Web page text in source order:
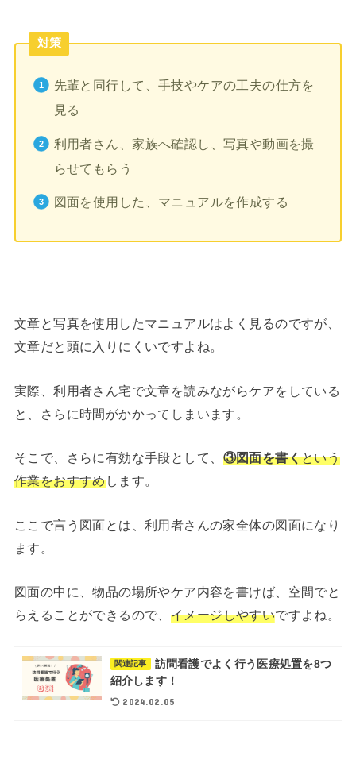
対策
先輩と同行して、手技やケアの工夫の仕方を
見る
利用者さん、家族へ確認し、写真や動画を撮
らせてもらう
図面を使用した、マニュアルを作成する
文章と写真を使用したマニュアルはよく見るのですが、
文章だと頭に入りにくいですよね。
実際、利用者さん宅で文章を読みながらケアをしている
と、さらに時間がかかってしまいます。
そこで、さらに有効な手段として、 ③図面を書くという
作業をおすすめします。
ここで言う図面とは、利用者さんの家全体の図面になり
ます。
図面の中に、物品の場所やケア内容を書けば、空間でと
らえることができるので、 イメージしやすいですよね。
関連記事
訪問看護でよく行う医療処置を8つ
紹介します！
2024.02.05